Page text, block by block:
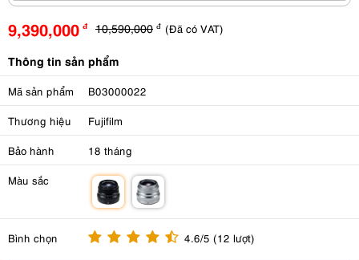
9,390,000 đ 10,590,000 đ (Đã có VAT)
Thông tin sản phẩm
Mã sản phẩm B03000022
Thương hiệu Fujifilm
Bảo hành 18 tháng
Màu sắc
Bình chọn 4.6/5 (12 lượt)